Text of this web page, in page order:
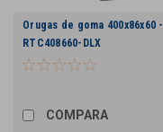
Orugas de goma 400x86x60 -
RTC408660-DLX
COMPARA